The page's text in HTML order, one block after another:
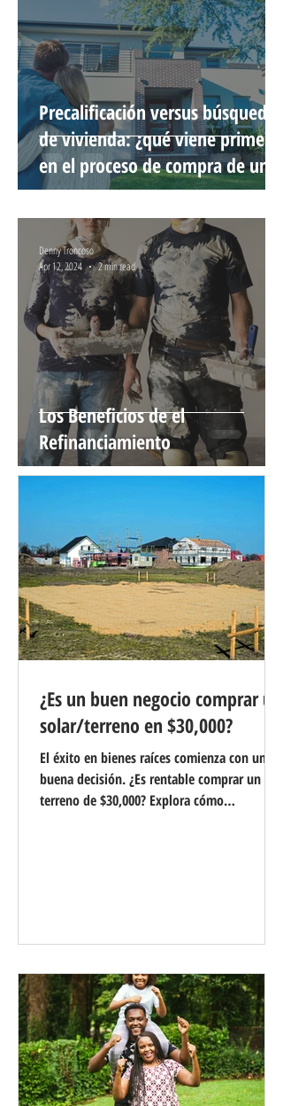
Precalificación versus búsqueda
de vivienda: ¿qué viene primero
en el proceso de compra de una
vivienda?
Los Beneficios de el
Refinanciamiento
Denny Troncoso
Apr 12, 2024
2 min read
¿Es un buen negocio comprar un
solar/terreno en $30,000?
El éxito en bienes raíces comienza con una
buena decisión. ¿Es rentable comprar un
terreno de $30,000? Explora cómo